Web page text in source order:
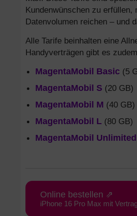
Kundenwünschen zu
Datenvolumen reichen – und
Alle Tarife beinhalten eine
Handyverträgen gibt es
MagentaMobil Basic (5
MagentaMobil S (20 GB)
MagentaMobil M (40 GB)
MagentaMobil L (80 GB)
MagentaMobil Unlimited
Online bestellen ⇗
iPhone 16 Pro Max mit